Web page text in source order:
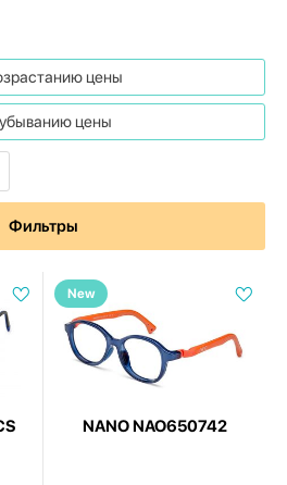
цены
цены
New
NANO NAO650742
Фильтры